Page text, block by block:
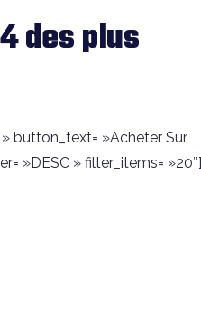
des plus
button_text= »Acheter Sur
»DESC » filter_items= »20″]